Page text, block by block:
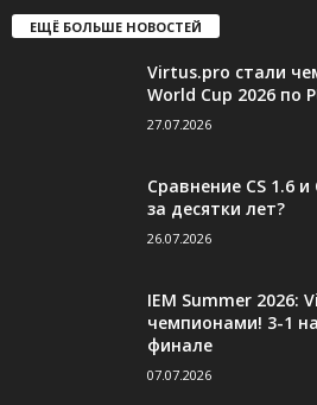
ЕЩЁ БОЛЬШЕ НОВОСТЕЙ
Virtus.pro стали
World Cup 2026 по
27.07.2026
Сравнение CS 1.6
за десятки лет?
26.07.2026
IEM Summer 2026:
чемпионами! 3-1
финале
07.07.2026